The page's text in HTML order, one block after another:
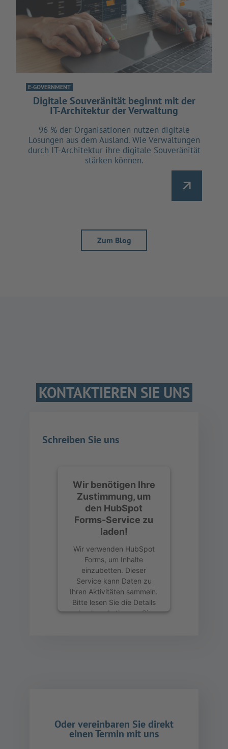
E-GOVERNMENT
Digitale Souveränität beginnt mit der
IT-Architektur der Verwaltung
96 % der Organisationen nutzen digitale
Lösungen aus dem Ausland. Wie Verwaltungen
durch IT-Architektur ihre digitale Souveränität
stärken können.
Zum Blog
KONTAKTIEREN SIE UNS
Schreiben Sie uns
Wir benötigen Ihre
Zustimmung, um
den HubSpot
Forms-Service zu
laden!
Wir verwenden HubSpot
Forms, um Inhalte
einzubetten. Dieser
Service kann Daten zu
Ihren Aktivitäten sammeln.
Bitte lesen Sie die Details
durch und stimmen Sie
Consent Management
Platform
Oder vereinbaren Sie direkt
einen Termin mit uns